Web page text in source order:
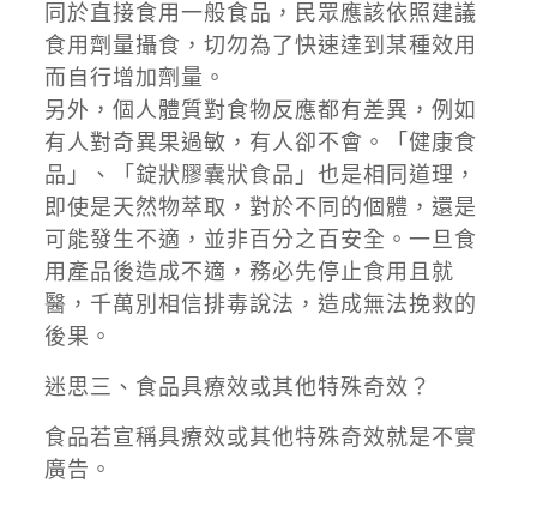
同於直接食用一般食品，民眾應該依照建議
食用劑量攝食，切勿為了快速達到某種效用
而自行增加劑量。
另外，個人體質對食物反應都有差異，例如
有人對奇異果過敏，有人卻不會。「健康食
品」、「錠狀膠囊狀食品」也是相同道理，
即使是天然物萃取，對於不同的個體，還是
可能發生不適，並非百分之百安全。一旦食
用產品後造成不適，務必先停止食用且就
醫，千萬別相信排毒說法，造成無法挽救的
後果。
迷思三、食品具療效或其他特殊奇效？
食品若宣稱具療效或其他特殊奇效就是不實
廣告。